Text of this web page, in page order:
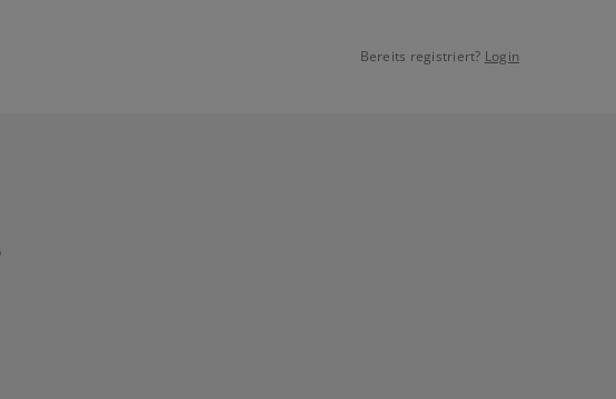
Bereits registriert? Login